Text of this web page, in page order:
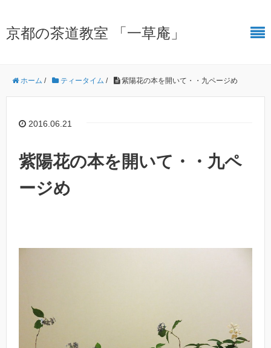
京都の茶道教室 「一草庵」
ホーム / ティータイム / 紫陽花の本を開いて・・九ページめ
2016.06.21
紫陽花の本を開いて・・九ペ
ージめ